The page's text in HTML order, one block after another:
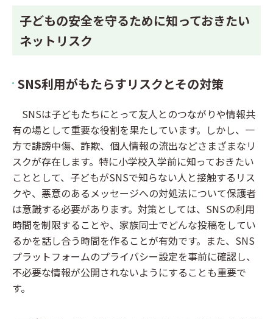
子どもの安全を守るために知っておきたい
ネットリスク
SNS利用がもたらすリスクとその対策
SNSは子どもたちにとって友人とのつながりや情報共
有の場として重要な役割を果たしています。しかし、一
方で誹謗中傷、詐欺、個人情報の流出などさまざまなリ
スクが存在します。特に小学校入学前に知っておきたい
こととして、子どもがSNSで知らない人と接触するリス
クや、悪意のあるメッセージへの対処法について保護者
は意識する必要があります。対策としては、SNSの利用
時間を制限することや、家族同士でどんな投稿をしてい
るかを話し合う時間を作ることが有効です。また、SNS
プラットフォームのプライバシー設定を事前に確認し、
不必要な情報が公開されないようにすることも重要で
す。